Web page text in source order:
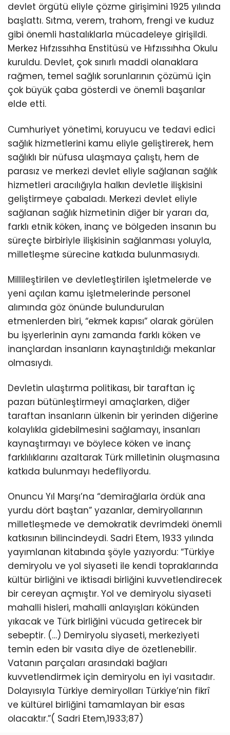
devlet örgütü eliyle çözme girişimini 1925 yılında
başlattı. Sıtma, verem, trahom, frengi ve kuduz
gibi önemli hastalıklarla mücadeleye girişildi.
Merkez Hıfzıssıhha Enstitüsü ve Hıfzıssıhha Okulu
kuruldu. Devlet, çok sınırlı maddi olanaklara
rağmen, temel sağlık sorunlarının çözümü için
çok büyük çaba gösterdi ve önemli başarılar
elde etti.
Cumhuriyet yönetimi, koruyucu ve tedavi edici
sağlık hizmetlerini kamu eliyle geliştirerek, hem
sağlıklı bir nüfusa ulaşmaya çalıştı, hem de
parasız ve merkezi devlet eliyle sağlanan sağlık
hizmetleri aracılığıyla halkın devletle ilişkisini
geliştirmeye çabaladı. Merkezi devlet eliyle
sağlanan sağlık hizmetinin diğer bir yararı da,
farklı etnik köken, inanç ve bölgeden insanın bu
süreçte birbiriyle ilişkisinin sağlanması yoluyla,
milletleşme sürecine katkıda bulunmasıydı.
Millileştirilen ve devletleştirilen işletmelerde ve
yeni açılan kamu işletmelerinde personel
alımında göz önünde bulundurulan
etmenlerden biri, “ekmek kapısı” olarak görülen
bu işyerlerinin aynı zamanda farklı köken ve
inançlardan insanların kaynaştırıldığı mekanlar
olmasıydı.
Devletin ulaştırma politikası, bir taraftan iç
pazarı bütünleştirmeyi amaçlarken, diğer
taraftan insanların ülkenin bir yerinden diğerine
kolaylıkla gidebilmesini sağlamayı, insanları
kaynaştırmayı ve böylece köken ve inanç
farklılıklarını azaltarak Türk milletinin oluşmasına
katkıda bulunmayı hedefliyordu.
Onuncu Yıl Marşı’na “demirağlarla ördük ana
yurdu dört baştan” yazanlar, demiryollarının
milletleşmede ve demokratik devrimdeki önemli
katkısının bilincindeydi. Sadri Etem, 1933 yılında
yayımlanan kitabında şöyle yazıyordu: “Türkiye
demiryolu ve yol siyaseti ile kendi topraklarında
kültür birliğini ve iktisadi birliğini kuvvetlendirecek
bir cereyan açmıştır. Yol ve demiryolu siyaseti
mahalli hisleri, mahalli anlayışları kökünden
yıkacak ve Türk birliğini vücuda getirecek bir
sebeptir. (…) Demiryolu siyaseti, merkeziyeti
temin eden bir vasıta diye de özetlenebilir.
Vatanın parçaları arasındaki bağları
kuvvetlendirmek için demiryolu en iyi vasıtadır.
Dolayısıyla Türkiye demiryolları Türkiye’nin fikrî
ve kültürel birliğini tamamlayan bir esas
olacaktır.”( Sadri Etem,1933;87)